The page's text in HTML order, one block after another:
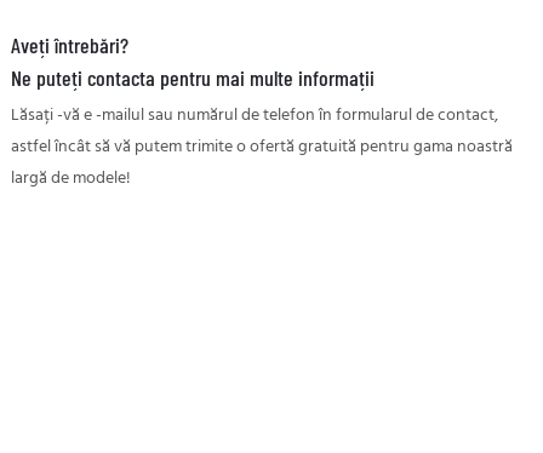
Aveți întrebări?
Ne puteți contacta pentru mai multe informații
Lăsați -vă e -mailul sau numărul de telefon în formularul de contact,
astfel încât să vă putem trimite o ofertă gratuită pentru gama noastră
largă de modele!